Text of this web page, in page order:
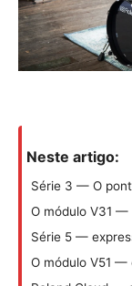
Neste artigo:
Série 3 — O
O módulo V31 —
Série 5 —
O módulo V51 —